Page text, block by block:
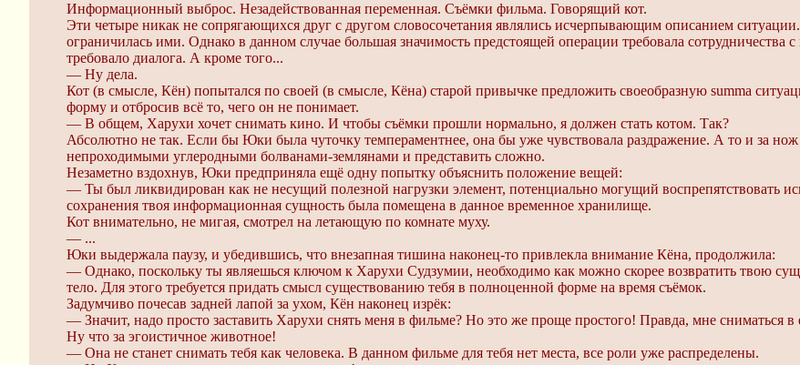
Информационный выброс. Незадействованная переменная. Съёмки фильма. Говорящий кот.
Эти четыре никак не сопрягающихся друг с другом словосочетания являлись исчерпывающим описанием
ограничилась ими. Однако в данном случае большая значимость предстоящей операции требовала
требовало диалога. А кроме того...
— Ну дела.
Кот (в смысле, Кён) попытался по своей (в смысле, Кёна) старой привычке предложить своеобразную summa
форму и отбросив всё то, чего он не понимает.
— В общем, Харухи хочет снимать кино. И чтобы съёмки прошли нормально, я должен стать котом. Так?
Абсолютно не так. Если бы Юки была чуточку темпераментнее, она бы уже чувствовала раздражение. А то и за
непроходимыми углеродными болванами-землянами и представить сложно.
Незаметно вздохнув, Юки предприняла ещё одну попытку объяснить положение вещей:
— Ты был ликвидирован как не несущий полезной нагрузки элемент, потенциально могущий воспрепятствовать
сохранения твоя информационная сущность была помещена в данное временное хранилище.
Кот внимательно, не мигая, смотрел на летающую по комнате муху.
— ...
Юки выдержала паузу, и убедившись, что внезапная тишина наконец-то привлекла внимание Кёна, продолжила:
— Однако, поскольку ты являешься ключом к Харухи Судзумии, необходимо как можно скорее возвратить твою
тело. Для этого требуется придать смысл существованию тебя в полноценной форме на время съёмок.
Задумчиво почесав задней лапой за ухом, Кён наконец изрёк:
— Значит, надо просто заставить Харухи снять меня в фильме? Но это же проще простого! Правда, мне сниматься в
Ну что за эгоистичное животное!
— Она не станет снимать тебя как человека. В данном фильме для тебя нет места, все роли уже распределены.